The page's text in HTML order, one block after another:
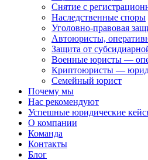
Снятие с
Наследственные споры
Уголовно-правовая
Автоюристы,
Защита от
Военные юристы —
Криптоюристы —
Семейный юрист
Почему мы
Нас рекомендуют
Успешные юридические
О компании
Команда
Контакты
Блог